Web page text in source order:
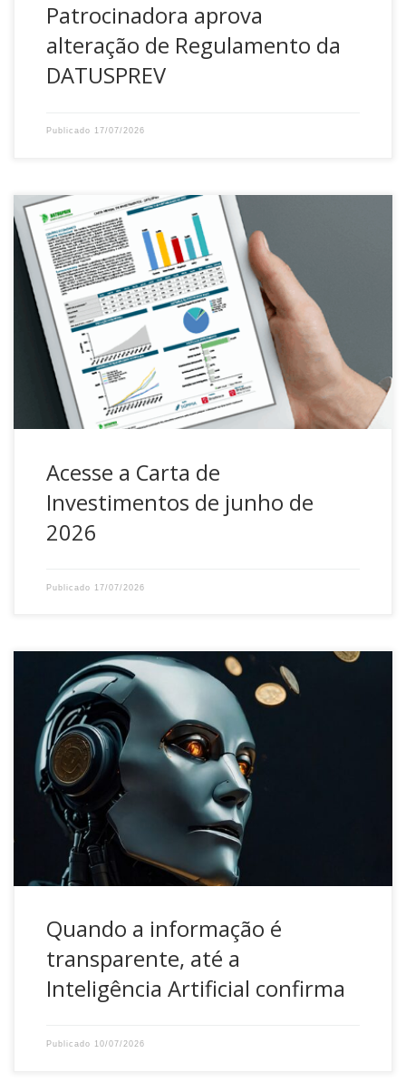
Patrocinadora aprova
alteração de Regulamento da
DATUSPREV
Publicado 17/07/2026
A DATUSPREV publica mensalmente no site a Carta de
Investimentos para acompanhamento do retorno do seu
Plano de Benefícios. No documento é possível consultar o
histórico de rentabilidade, comparativo com indicadores,
distribuição por segmento e evolução patrimonial. Além de
comentários sobre o cenário econômico brasileiro e
internacional. Para acessar, no […]
Acesse a Carta de
Investimentos de junho de
2026
Publicado 17/07/2026
A Inteligência Artificial vem transformando a forma como
as pessoas pesquisam informações. Antes de acessar um
site ou entrar em contato com uma empresa, é cada vez
mais comum recorrer a ferramentas de IA para esclarecer
dúvidas e compreender melhor determinados assuntos. Na
área da previdência complementar, essa tendência
também […]
Quando a informação é
transparente, até a
Inteligência Artificial confirma
Publicado 10/07/2026